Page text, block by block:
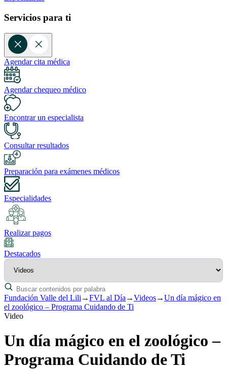
Servicios para ti
Agendar cita médica
Agendar chequeo médico
Encontrar un especialista
Consultar resultados
Preparación para exámenes médicos
Especialidades
Realizar pagos
Destacados
Fundación Valle del Lili →FVL al Día →Videos→Un día mágico en
el zoológico – Programa Cuidando de Ti
Video
Un día mágico en el zoológico –
Programa Cuidando de Ti